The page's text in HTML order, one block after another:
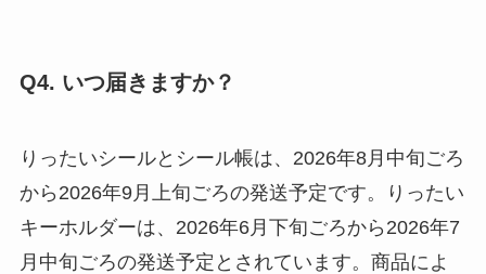
Q4. いつ届きますか？
りったいシールとシール帳は、2026年8月中旬ごろ
から2026年9月上旬ごろの発送予定です。りったい
キーホルダーは、2026年6月下旬ごろから2026年7
月中旬ごろの発送予定とされています。商品によ